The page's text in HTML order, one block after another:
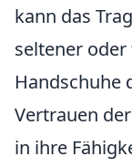
kann das
seltener
Handschuhe
Vertrauen
in ihre